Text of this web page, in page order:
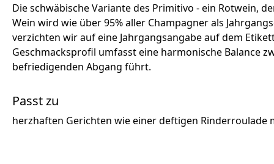
Die schwäbische Variante des Primitivo - ein Rotwein,
Wein wird wie über 95% aller Champagner als
verzichten wir auf eine Jahrgangsangabe auf dem
Geschmacksprofil umfasst eine harmonische Balance
befriedigenden Abgang führt.
Passt zu
herzhaften Gerichten wie einer deftigen Rinderroulade